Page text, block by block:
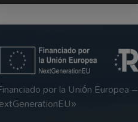
por la Unión Europea –